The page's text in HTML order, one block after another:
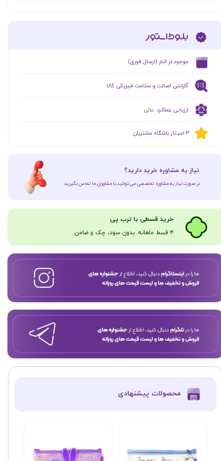
گارانتی اصالت و سلامت فیزیکی کالا
ارزیابی عملکرد: عالی
​موجود در انبار (ارسال فوری)
​​3 امیتاز باشگاه مشتریان
​نیاز به مشاوره خرید دارید؟
در صورت نیاز به مشاوره تخصصی می‌توانید با مشاوران ما تماس بگیرید
​​​خرید قسطی با ترب پی
۴ قسط ماهانه. بدون سود، چک و ضامن​​​​​​​
​محصولات پیشنهادی